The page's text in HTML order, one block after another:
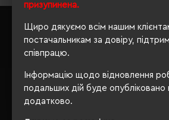
призупинена.
Щиро дякуємо всім нашим
постачальникам за довіру,
співпрацю.
Інформацію щодо відновлення
подальших дій буде опубліковано
додатково.
Кількість кольорів:
B1400300(Schwarzwolf)
Schwarzwolf Hermon 5W
чорний - B1400300AJ3
1475.80 грн